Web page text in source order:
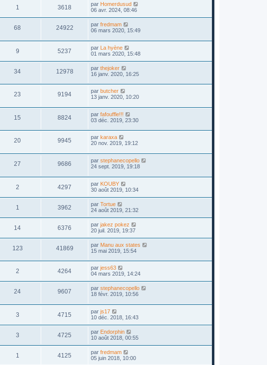
1 3618 par Homerdusud
06 avr. 2024, 08:46
68 24922 par fredmam
06 mars 2020, 15:49
9 5237 par La hyène
01 mars 2020, 15:48
34 12978 par thejoker
16 janv. 2020, 16:25
23 9194 par butcher
13 janv. 2020, 10:20
15 8824 par fafouffle!!!
03 déc. 2019, 23:30
20 9945 par karaxa
20 nov. 2019, 19:12
27 9686 par stephanecopello
24 sept. 2019, 19:18
2 4297 par KOUBY
30 août 2019, 10:34
1 3962 par Tortue
24 août 2019, 21:32
14 6376 par jakez pokez
20 juil. 2019, 19:37
123 41869 par Manu aux states
15 mai 2019, 15:54
2 4264 par jess63
04 mars 2019, 14:24
24 9607 par stephanecopello
18 févr. 2019, 10:56
3 4715 par js17
10 déc. 2018, 16:43
3 4725 par Endorphin
10 août 2018, 00:55
1 4125 par fredmam
05 juin 2018, 10:00